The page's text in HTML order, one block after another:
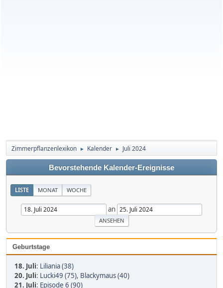
Zimmerpflanzenlexikon ► Kalender ► Juli 2024
Bevorstehende Kalender-Ereignisse
LISTE MONAT WOCHE
an
Geburtstage
18. Juli: Liliania (38)
20. Juli: Lucki49 (75), Blackymaus (40)
21. Juli: Episode 6 (90)